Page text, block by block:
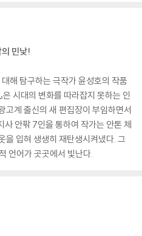
의 민낯!
해 탐구하는 극작가 윤성호의 작품
은 시대의 변화를 따라잡지 못하는 인
고계 출신의 새 편집장이 부임하면서
사 안팎 7인을 통하여 작가는 안톤 체
을 입혀 생생히 재탄생시켜냈다. 그
언어가 곳곳에서 빛난다.